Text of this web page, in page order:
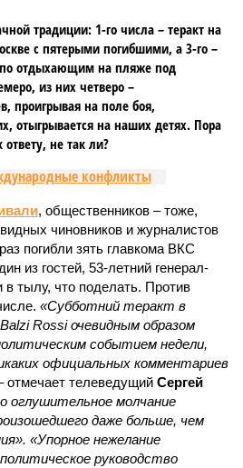
традиции: 1-го числа – теракт на
с пятерыми погибшими, а 3-го –
отдыхающим на пляже под
из них четверо –
проигрывая на поле боя,
отыгрывается на наших детях. Пора
ответу, не так ли?
конфликты
, общественников – тоже,
чиновников и журналистов
погибли зять главкома ВКС
из гостей, 53-летний генерал-
в тылу, что поделать. Против
«Субботний теракт в
Rossi очевидным образом
событием недели,
официальных комментариев
отмечает телеведущий Сергей
оглушительное молчание
даже больше, чем
«Упорное нежелание
руководство